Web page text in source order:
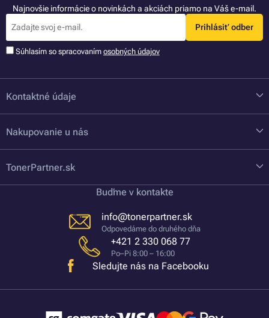
Najnovšie informácie o novinkách a akciách priamo na Váš e-mail.
Prihlásiť odber
Súhlasím so spracovaním osobných údajov
Kontaktné údaje
Nakupovanie u nás
TonerPartner.sk
Buďme v kontakte
info@tonerpartner.sk
Odpovedáme do druhého dňa
+421 2 330 068 77
Po–Pi 8:00 – 16:00
Sledujte nás na Facebooku